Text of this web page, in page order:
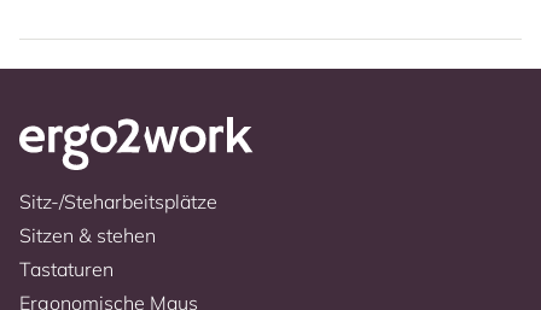
Sitz-/Steharbeitsplätze
Sitzen & stehen
Tastaturen
Ergonomische Maus